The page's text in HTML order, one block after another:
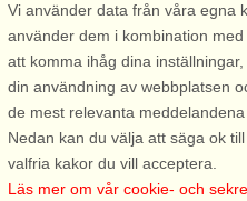
Norjeboke
6 personer, 70 m²
75 m till sjö/hav:.
Denna stuga i Blekinge ligger i
ett område dit man längtar för
avkoppling och rekreation.
Havet ligger bara ett stenkast
Vi använder data från våra egna
använder dem i kombination
att komma ihåg dina
din användning av webbplatsen
de mest relevanta meddelandena
Nedan kan du välja att säga ok
valfria kakor du vill acceptera.
Läs mer om vår cookie- och